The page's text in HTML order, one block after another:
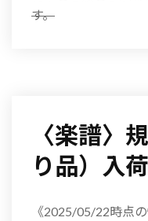
す。
〈楽譜〉
り品）入
《2025/05/22時点の